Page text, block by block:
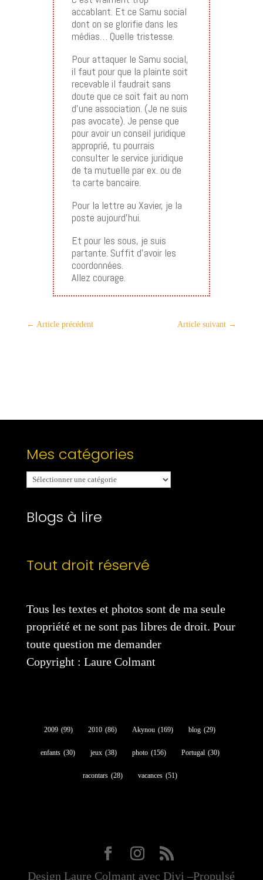
accablant. Et ce Samu social
dont on se glorifie dans les
médias… Quelle tristesse.
Pour attaquer le Samu social,
il faut pour que la plainte soit
recevable il faudrait sans
doute que ce soit fait au nom
d’une association. (Je ne suis
pas avocate). Je pense que
pour avoir un conseil juridique
approprié, tu pourrais
consulter le service juridique
de ta mutuelle par ex. ou de
ta carte bancaire.
Pour la lettre au Xavier, je la
poste aujourd’hui.
Et pour les sous, je suis
partante. Suffit d’avoir les
coordonnées.
Allez courage.
← Article précédent Article suivant →
Mes catégories
Mes
catégories
Blogs à lire
Tout droit réservé
Tous les textes et photos sont de ma seule
propriété et ne sont pas libres de droit. Pour
toute question me demander
Copyright : Laure Colmant
2009 (99) 2010 (86) Akynou (169) blog (29)
enfants (30) jeux (38) photo (156) Portugal (30)
racontars (28) vacances (51)
Design Laure Colmant avec Divi –Propulsé